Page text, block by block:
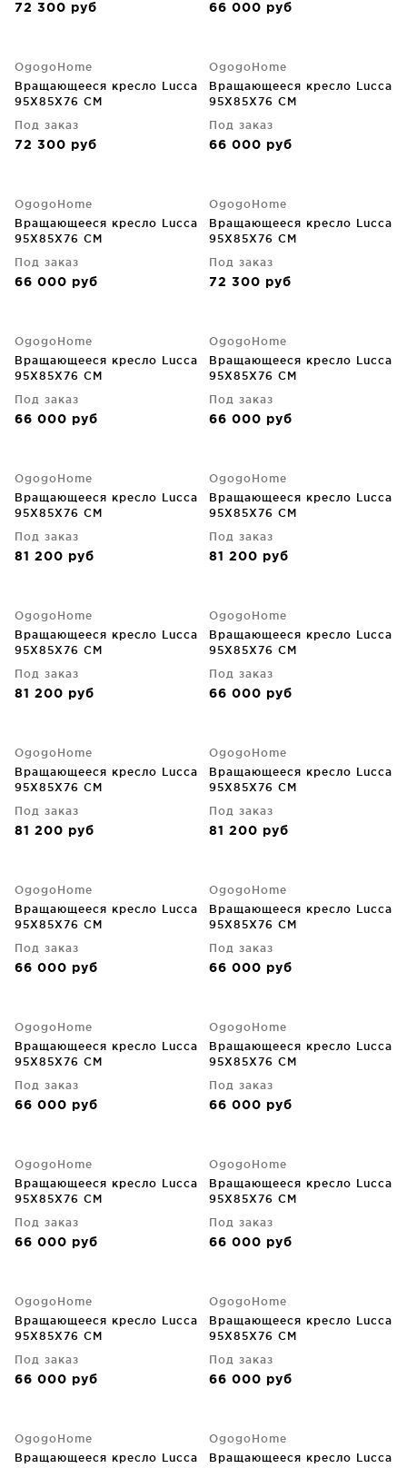
72 300 руб 66 000 руб
OgogoHome
Вращающееся кресло Lucca
95X85X76 CM
Под заказ
72 300 руб
OgogoHome
Вращающееся кресло Lucca
95X85X76 CM
Под заказ
66 000 руб
OgogoHome
Вращающееся кресло Lucca
95X85X76 CM
Под заказ
66 000 руб
OgogoHome
Вращающееся кресло Lucca
95X85X76 CM
Под заказ
72 300 руб
OgogoHome
Вращающееся кресло Lucca
95X85X76 CM
Под заказ
66 000 руб
OgogoHome
Вращающееся кресло Lucca
95X85X76 CM
Под заказ
66 000 руб
OgogoHome
Вращающееся кресло Lucca
95X85X76 CM
Под заказ
81 200 руб
OgogoHome
Вращающееся кресло Lucca
95X85X76 CM
Под заказ
81 200 руб
OgogoHome
Вращающееся кресло Lucca
95X85X76 CM
Под заказ
81 200 руб
OgogoHome
Вращающееся кресло Lucca
95X85X76 CM
Под заказ
66 000 руб
OgogoHome
Вращающееся кресло Lucca
95X85X76 CM
Под заказ
81 200 руб
OgogoHome
Вращающееся кресло Lucca
95X85X76 CM
Под заказ
81 200 руб
OgogoHome
Вращающееся кресло Lucca
95X85X76 CM
Под заказ
66 000 руб
OgogoHome
Вращающееся кресло Lucca
95X85X76 CM
Под заказ
66 000 руб
OgogoHome
Вращающееся кресло Lucca
95X85X76 CM
Под заказ
66 000 руб
OgogoHome
Вращающееся кресло Lucca
95X85X76 CM
Под заказ
66 000 руб
OgogoHome
Вращающееся кресло Lucca
95X85X76 CM
Под заказ
66 000 руб
OgogoHome
Вращающееся кресло Lucca
95X85X76 CM
Под заказ
66 000 руб
OgogoHome
Вращающееся кресло Lucca
95X85X76 CM
Под заказ
66 000 руб
OgogoHome
Вращающееся кресло Lucca
95X85X76 CM
Под заказ
66 000 руб
OgogoHome
Вращающееся кресло Lucca
OgogoHome
Вращающееся кресло Lucca